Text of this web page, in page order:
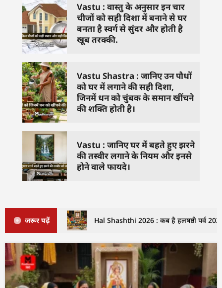
Vastu : वास्तु के अनुसार इन चार
चीजों को सही दिशा में बनाने से घर
बनता है स्वर्ग से सुंदर और होती है
खूब तरक्की.
Vastu Shastra : जानिए उन पौधों
को घर में लगाने की सही दिशा,
जिनमें धन को चुंबक के समान खींचने
की शक्ति होती है।
Vastu : जानिए घर में बहते हुए झरने
की तस्वीर लगाने के नियम और इनसे
होने वाले फायदे।
जरूर पढ़ें Hal Shashthi 2026 : कब है हलषष्ठी पर्व